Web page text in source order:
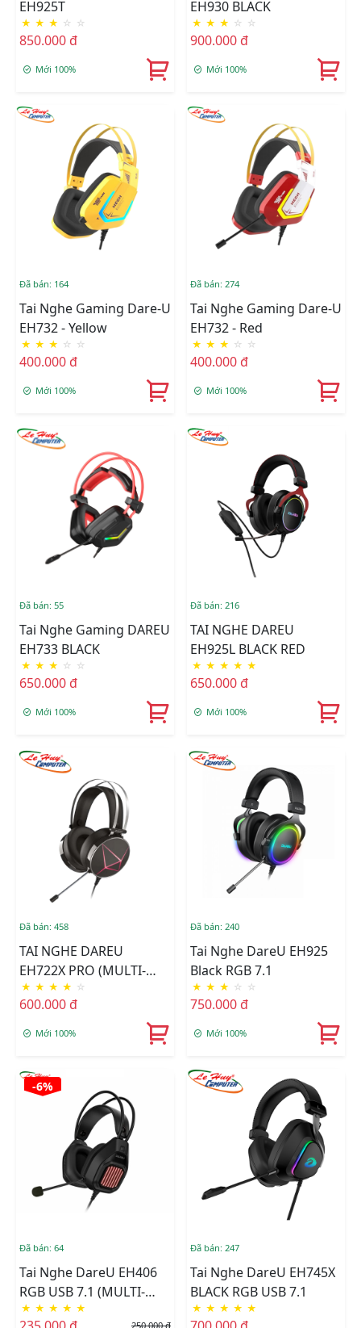
EH925T
★ ★ ★ ☆ ☆
850.000 đ
Mới 100%
EH930 BLACK
★ ★ ★ ☆ ☆
900.000 đ
Mới 100%
Đã bán: 164
Tai Nghe Gaming Dare-U
EH732 - Yellow
★ ★ ★ ☆ ☆
400.000 đ
Mới 100%
Đã bán: 274
Tai Nghe Gaming Dare-U
EH732 - Red
★ ★ ★ ☆ ☆
400.000 đ
Mới 100%
Đã bán: 55
Tai Nghe Gaming DAREU
EH733 BLACK
★ ★ ★ ☆ ☆
650.000 đ
Mới 100%
Đã bán: 216
TAI NGHE DAREU
EH925L BLACK RED
★ ★ ★ ★ ★
650.000 đ
Mới 100%
Đã bán: 458
TAI NGHE DAREU
EH722X PRO (MULTI-
LED)
★ ★ ★ ★ ☆
600.000 đ
Mới 100%
Đã bán: 240
Tai Nghe DareU EH925
Black RGB 7.1
★ ★ ★ ☆ ☆
750.000 đ
Mới 100%
-6%
Đã bán: 64
Tai Nghe DareU EH406
RGB USB 7.1 (MULTI-
LED)
★ ★ ★ ★ ★
250.000 đ
Đã bán: 247
Tai Nghe DareU EH745X
BLACK RGB USB 7.1
★ ★ ★ ★ ★